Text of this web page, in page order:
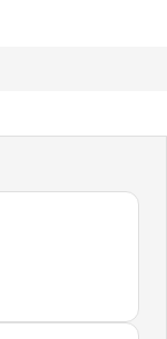
Total de